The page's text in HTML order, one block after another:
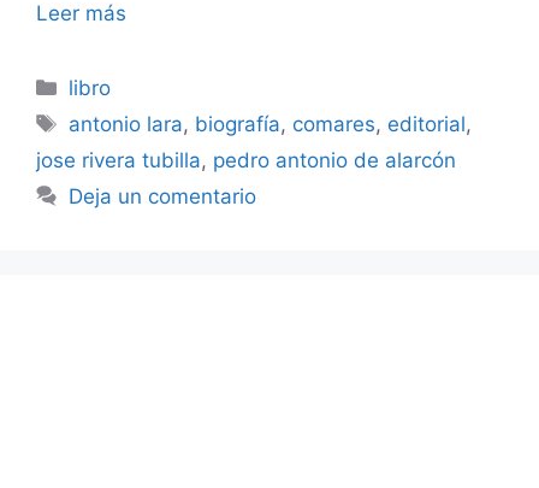
Leer más
Categorías
libro
Etiquetas
antonio lara, biografía, comares, editorial,
jose rivera tubilla, pedro antonio de alarcón
Deja un comentario